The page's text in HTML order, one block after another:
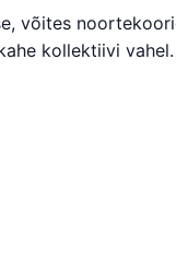
võites
kollektiivi